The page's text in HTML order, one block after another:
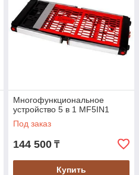
Многофункциональное
устройство 5 в 1 MF5IN1
Под заказ
144 500 ₸
Купить